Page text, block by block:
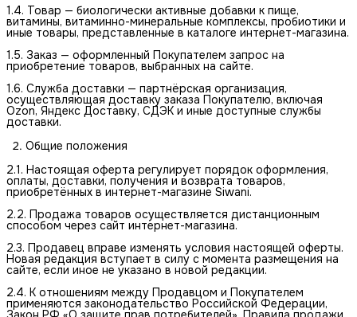
1.4. Товар — биологически активные добавки к пище,
витамины, витаминно-минеральные комплексы, пробиотики и
иные товары, представленные в каталоге интернет-магазина.
1.5. Заказ — оформленный Покупателем запрос на
приобретение товаров, выбранных на сайте.
1.6. Служба доставки — партнёрская организация,
осуществляющая доставку заказа Покупателю, включая
Ozon, Яндекс Доставку, СДЭК и иные доступные службы
доставки.
Общие положения
2.1. Настоящая оферта регулирует порядок оформления,
оплаты, доставки, получения и возврата товаров,
приобретённых в интернет-магазине Siwani.
2.2. Продажа товаров осуществляется дистанционным
способом через сайт интернет-магазина.
2.3. Продавец вправе изменять условия настоящей оферты.
Новая редакция вступает в силу с момента размещения на
сайте, если иное не указано в новой редакции.
2.4. К отношениям между Продавцом и Покупателем
применяются законодательство Российской Федерации,